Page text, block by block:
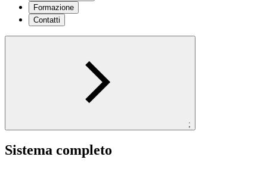
Formazione
Contatti
;
Sistema completo